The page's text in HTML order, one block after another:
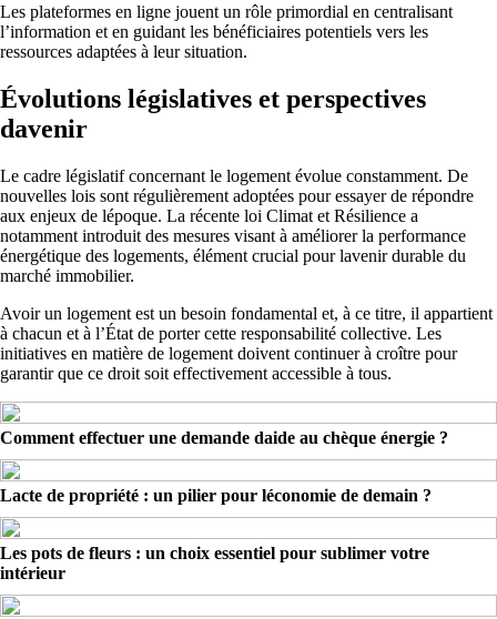
Les plateformes en ligne jouent un rôle primordial en centralisant
l’information et en guidant les bénéficiaires potentiels vers les
ressources adaptées à leur situation.
Évolutions législatives et perspectives
davenir
Le cadre législatif concernant le logement évolue constamment. De
nouvelles lois sont régulièrement adoptées pour essayer de répondre
aux enjeux de lépoque. La récente loi Climat et Résilience a
notamment introduit des mesures visant à améliorer la performance
énergétique des logements, élément crucial pour lavenir durable du
marché immobilier.
Avoir un logement est un besoin fondamental et, à ce titre, il appartient
à chacun et à l’État de porter cette responsabilité collective. Les
initiatives en matière de logement doivent continuer à croître pour
garantir que ce droit soit effectivement accessible à tous.
Comment effectuer une demande daide au chèque énergie ?
Lacte de propriété : un pilier pour léconomie de demain ?
Les pots de fleurs : un choix essentiel pour sublimer votre
intérieur